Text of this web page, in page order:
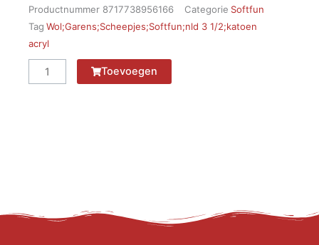
Productnummer 8717738956166 Categorie Softfun
Tag Wol;Garens;Scheepjes;Softfun;nld 3 1/2;katoen
acryl
Scheepjes
Softfun
Toevoegen